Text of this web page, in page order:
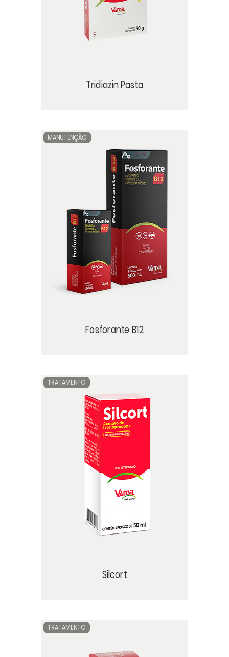
Tridiazin Pasta
MANUTENÇÃO
Fosforante B12
TRATAMENTO
Silcort
TRATAMENTO